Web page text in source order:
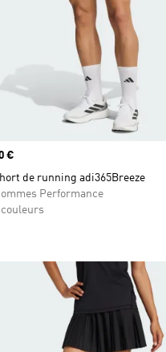
€
de running adi365Breeze
Performance
couleurs
à la Liste de produits favoris